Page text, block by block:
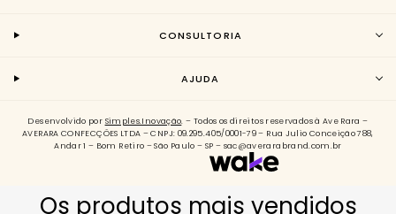
CONSULTORIA
AJUDA
Desenvolvido por Simples.Inovação. – Todos os direitos reservados à Ave Rara –
AVERARA CONFECÇÕES LTDA – CNPJ: 09.295.405/0001-79 – Rua Julio Conceição 788,
Andar 1 – Bom Retiro – São Paulo – SP – sac@averarabrand.com.br